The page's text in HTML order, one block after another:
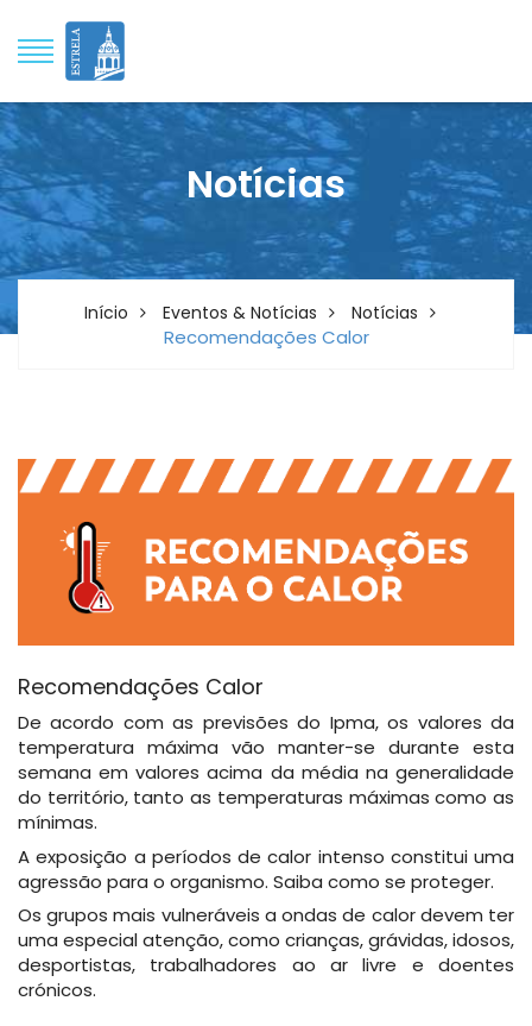
Notícias
Início Eventos & Notícias Notícias
Recomendações Calor
Recomendações Calor
De acordo com as previsões do Ipma, os valores da
temperatura máxima vão manter-se durante esta
semana em valores acima da média na generalidade
do território, tanto as temperaturas máximas como as
mínimas.
A exposição a períodos de calor intenso constitui uma
agressão para o organismo. Saiba como se proteger.
Os grupos mais vulneráveis a ondas de calor devem ter
uma especial atenção, como crianças, grávidas, idosos,
desportistas, trabalhadores ao ar livre e doentes
crónicos.